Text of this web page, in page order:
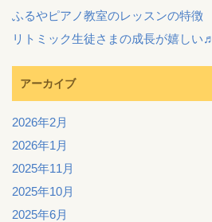
ふるやピアノ教室のレッスンの特徴
リトミック生徒さまの成長が嬉しい♬
アーカイブ
2026年2月
2026年1月
2025年11月
2025年10月
2025年6月